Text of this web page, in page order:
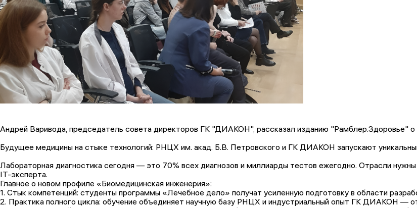
Андрей Варивода, председатель совета директоров ГК "ДИАКОН", рассказал изданию
Будущее медицины на стыке технологий: РНЦХ им. акад. Б.В. Петровского и ГК ДИАКОН запускают
Лабораторная диагностика сегодня — это 70% всех диагнозов и миллиарды тестов ежегодно. Отрасли
IT-эксперта.
Главное о новом профиле «Биомедицинская инженерия»:
1. Стык компетенций: студенты программы «Лечебное дело» получат усиленную подготовку в области
2. Практика полного цикла: обучение объединяет научную базу РНЦХ и индустриальный опыт ГК ДИАКОН —